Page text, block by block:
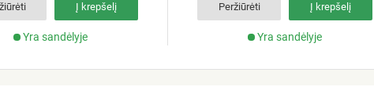
Į krepšelį
Yra sandėlyje
Peržiūrėti Į krepšelį
Yra sandėlyje